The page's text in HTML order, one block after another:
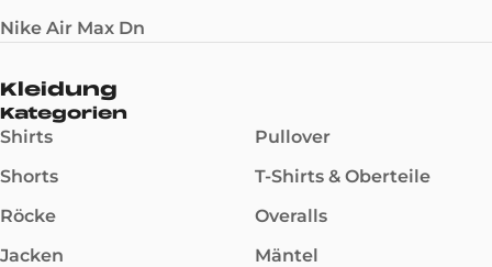
Nike Air Max Dn
Kleidung
Kategorien
Shirts
Shorts
Röcke
Jacken
Pullover
T-Shirts & Oberteile
Overalls
Mäntel